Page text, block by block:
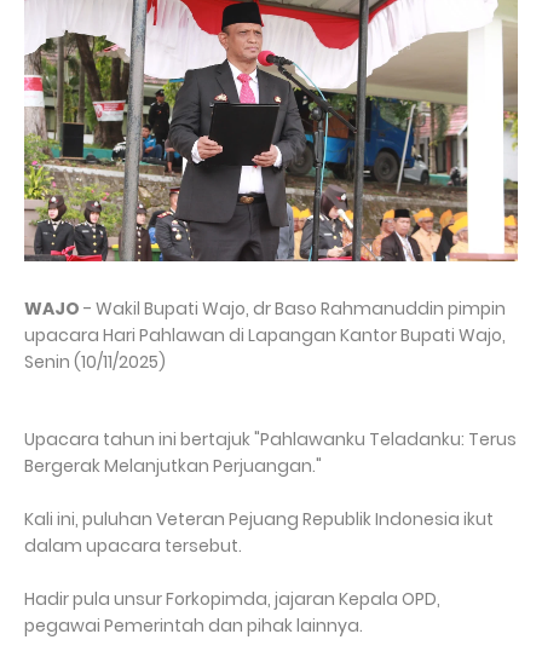
WAJO - Wakil Bupati Wajo, dr Baso Rahmanuddin pimpin
upacara Hari Pahlawan di Lapangan Kantor Bupati Wajo,
Senin (10/11/2025)
Upacara tahun ini bertajuk "Pahlawanku Teladanku: Terus
Bergerak Melanjutkan Perjuangan."
Kali ini, puluhan Veteran Pejuang Republik Indonesia ikut
dalam upacara tersebut.
Hadir pula unsur Forkopimda, jajaran Kepala OPD,
pegawai Pemerintah dan pihak lainnya.